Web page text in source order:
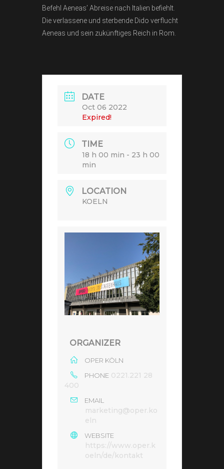
Befehl Aeneas’ Abreise nach Italien befiehlt.
Die verlassene und sterbende Dido verflucht
Aeneas und sein zukünftiges Reich in Rom.
DATE
Oct 06 2022
Expired!
TIME
18 h 00 min - 23 h 00
min
LOCATION
KOELN
ORGANIZER
OPER KÖLN
PHONE 0221.221 28
400
EMAIL
marketing@oper.ko
eln
WEBSITE
https://www.oper.k
oeln/de/kontakt